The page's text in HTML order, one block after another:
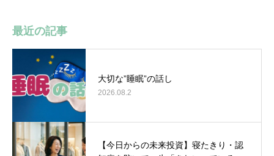
最近の記事
大切な”睡眠”の話し
2026.08.2
【今日からの未来投資】寝たきり・認